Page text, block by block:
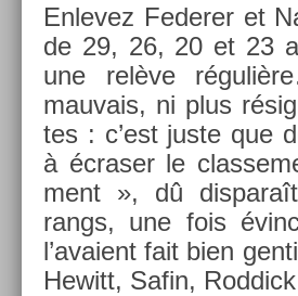
En­levez Feder­er et
de 29, 26, 20 et 23
une relève
mauvais, ni plus
tes : c’est juste que
à écras­er le
ment », dû
rangs, une fois
l’avaient fait bien
Hewitt, Safin,